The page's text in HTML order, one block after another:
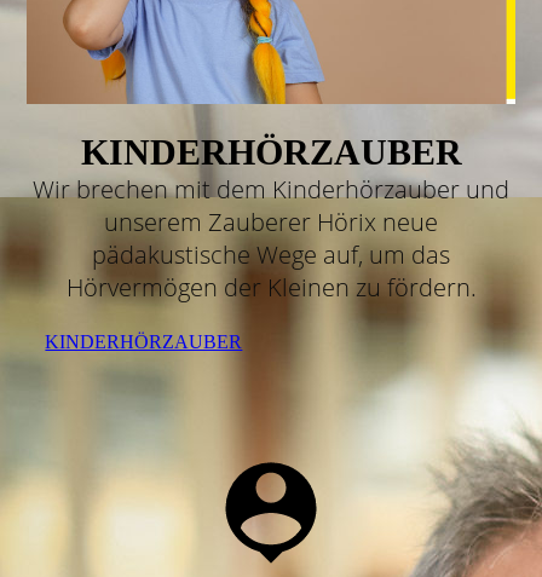
KINDERHÖRZAUBER
Wir brechen mit dem Kinderhörzauber und
unserem Zauberer Hörix neue
pädakustische Wege auf, um das
Hörvermögen der Kleinen zu fördern.
KINDERHÖRZAUBER